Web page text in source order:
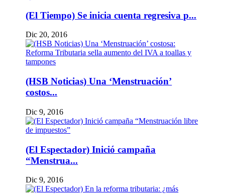
(El Tiempo) Se inicia cuenta regresiva p...
Dic 20, 2016
(HSB Noticias) Una ‘Menstruación’
costos...
Dic 9, 2016
(El Espectador) Inició campaña
“Menstrua...
Dic 9, 2016